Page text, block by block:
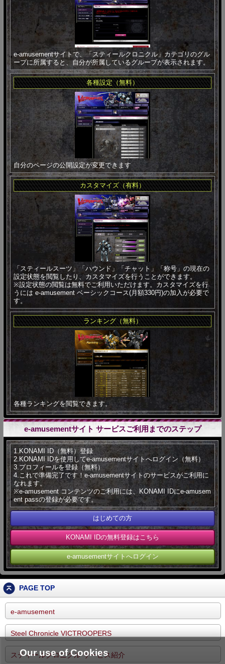
e-amusementサイトで、「スティールクロニクル」カテゴリのグル
ープに所属すると、自分が所属しているグループが表示されます。
各種設定（無料）
自分のページの公開設定が変更できます
カスタマイズ（有料）
「スティールスーツ」「ハウンド」「チャット」「称号」の現在の
設定状態を閲覧したり、カスタマイズを行うことができます。
※設定状態の閲覧は無料でご利用いただけます。カスタマイズを行
うには e-amusement ベーシックコース(月額330円)の加入が必要で
す。
ランキング（無料）
各種ランキングを閲覧できます。
e-amusementサイト サービスご利用までのステップ
1.KONAMI ID（無料）登録
2.KONAMI IDを使用してe-amusementサイトへログイン（無料）
3.プロフィールを登録（無料）
4.これで準備完了です！e-amusementサイトのサービスがご利用に
なれます。
※e-amusement コンテンツのご利用には、KONAMI IDにe-amusem
ent passの登録が必要です。
はじめての方
KONAMI IDの無料登録はこちら
e-amusementサイトへログイン
PAGE TOP
e-amusement
Steel Chronicle VICTROOPERS
スティールクロニクル サービス紹介
Our use of Cookies